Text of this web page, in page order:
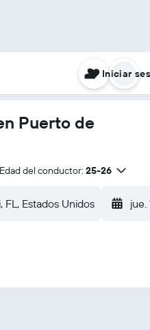
Iniciar
Puerto de
Edad del conductor: 25-26
Estados Unidos jue.